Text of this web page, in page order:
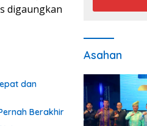
digaungkan
dan
Berakhir
Asahan